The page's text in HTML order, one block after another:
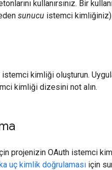
kullanırsınız. Bir
sunucu istemci kimliğiniz)
istemci kimliği oluşturun.
kimliği dizesini not alın.
projenizin OAuth istemci
uç kimlik doğrulaması için